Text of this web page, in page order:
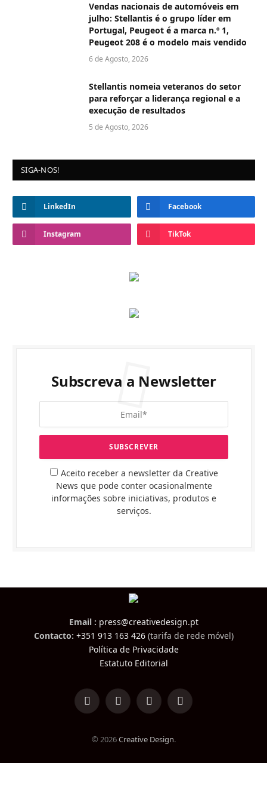
Vendas nacionais de automóveis em
julho: Stellantis é o grupo líder em
Portugal, Peugeot é a marca n.º 1,
Peugeot 208 é o modelo mais vendido
6 de Agosto, 2026
Stellantis nomeia veteranos do setor
para reforçar a liderança regional e a
execução de resultados
5 de Agosto, 2026
SIGA-NOS!
LinkedIn Facebook
Instagram TikTok
Subscreva a Newsletter
Aceito receber a newsletter da Creative
News que pode conter ocasionalmente
informações sobre iniciativas, produtos e
serviços.
Email : press@creativedesign.pt
Contacto: +351 913 163 426(tarifa de rede móvel)
Política de Privacidade
Estatuto Editorial
LinkedInFacebookInstagramTikTok
© 2026Creative Design.